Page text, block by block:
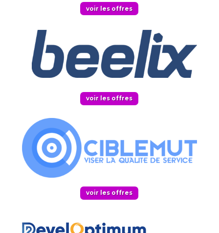
voir les offres
voir les offres
voir les offres